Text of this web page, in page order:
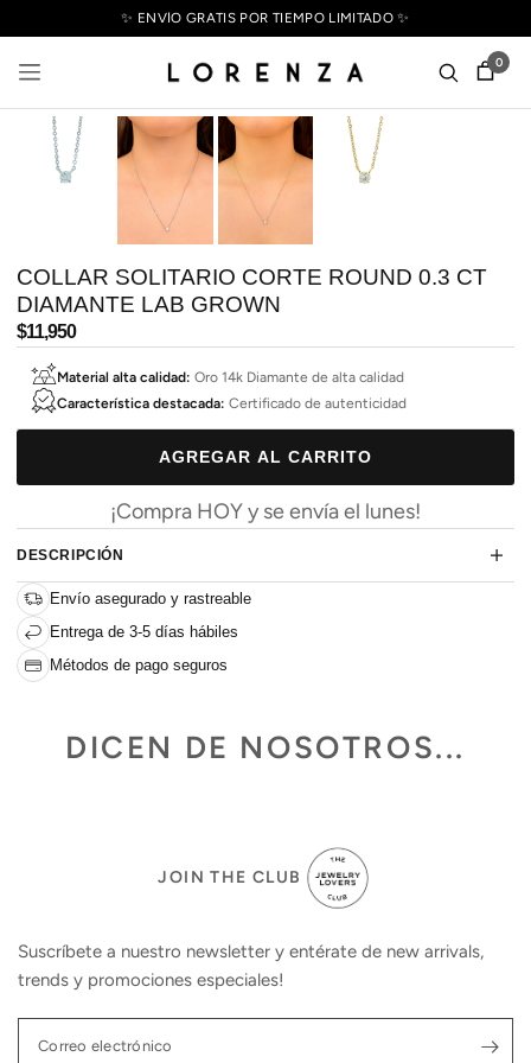
✨ ENVÍO GRATIS POR TIEMPO LIMITADO ✨
0
COLLAR SOLITARIO CORTE ROUND 0.3 CT
DIAMANTE LAB GROWN
Precio
habitual
$11,950
Material alta calidad: Oro 14k Diamante de alta calidad
Característica destacada: Certificado de autenticidad
AGREGAR AL CARRITO
¡Compra HOY y se envía el lunes!
DESCRIPCIÓN
Envío asegurado y rastreable
Entrega de 3-5 días hábiles
Métodos de pago seguros
DICEN DE NOSOTROS...
JOIN THE CLUB
Suscríbete a nuestro newsletter y entérate de new arrivals,
trends y promociones especiales!
Correo electrónico